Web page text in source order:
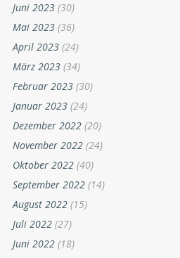
Juni 2023 (30)
Mai 2023 (36)
April 2023 (24)
März 2023 (34)
Februar 2023 (30)
Januar 2023 (24)
Dezember 2022 (20)
November 2022 (24)
Oktober 2022 (40)
September 2022 (14)
August 2022 (15)
Juli 2022 (27)
Juni 2022 (18)